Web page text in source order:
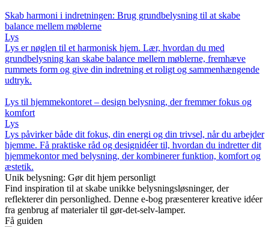
Skab harmoni i indretningen: Brug grundbelysning til at skabe
balance mellem møblerne
Lys
Lys er nøglen til et harmonisk hjem. Lær, hvordan du med
grundbelysning kan skabe balance mellem møblerne, fremhæve
rummets form og give din indretning et roligt og sammenhængende
udtryk.
Lys til hjemmekontoret – design belysning, der fremmer fokus og
komfort
Lys
Lys påvirker både dit fokus, din energi og din trivsel, når du arbejder
hjemme. Få praktiske råd og designidéer til, hvordan du indretter dit
hjemmekontor med belysning, der kombinerer funktion, komfort og
æstetik.
Unik belysning: Gør dit hjem personligt
Find inspiration til at skabe unikke belysningsløsninger, der
reflekterer din personlighed. Denne e-bog præsenterer kreative idéer
fra genbrug af materialer til gør-det-selv-lamper.
Få guiden